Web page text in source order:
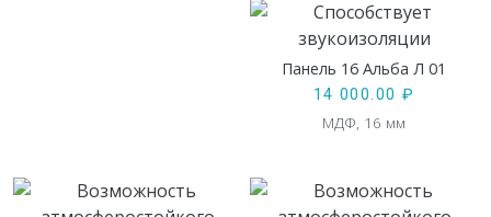
Панель 16 Альба Л 01
14 000.00 ₽
МДФ, 16 мм